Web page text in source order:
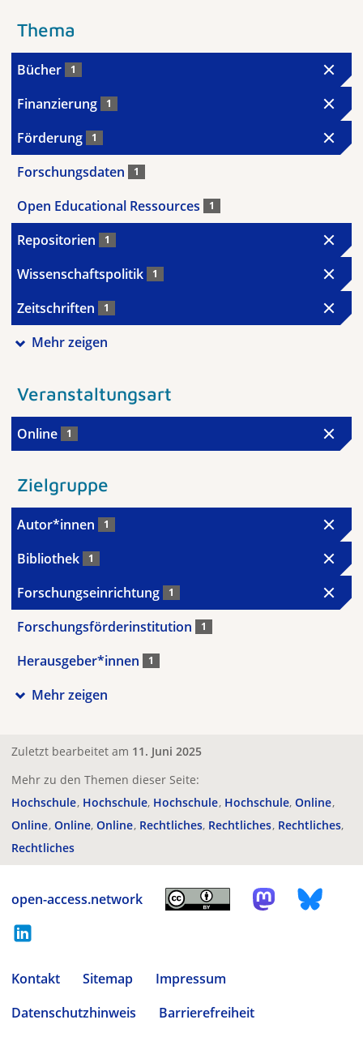
Thema
Bücher 1
Finanzierung 1
Förderung 1
Forschungsdaten 1
Open Educational Ressources 1
Repositorien 1
Wissenschaftspolitik 1
Zeitschriften 1
Mehr zeigen
Veranstaltungsart
Online 1
Zielgruppe
Autor*innen 1
Bibliothek 1
Forschungseinrichtung 1
Forschungsförderinstitution 1
Herausgeber*innen 1
Mehr zeigen
Zuletzt bearbeitet am 11. Juni 2025
Mehr zu den Themen dieser Seite:
Hochschule Hochschule Hochschule Hochschule Online
Online Online Online Rechtliches Rechtliches Rechtliches
Rechtliches
open-access.network
Kontakt Sitemap
Impressum
Datenschutzhinweis
Barrierefreiheit